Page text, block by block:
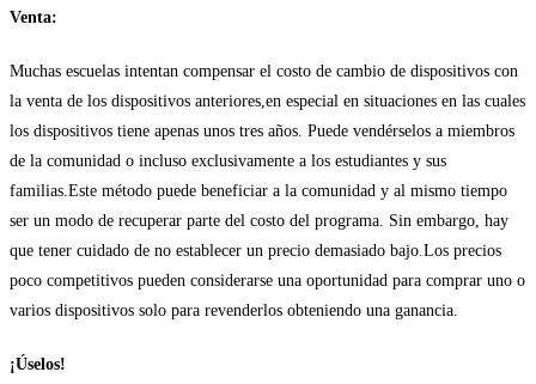
Venta:
Muchas escuelas intentan compensar el costo de cambio de dispositivos con
la venta de los dispositivos anteriores,en especial en situaciones en las cuales
los dispositivos tiene apenas unos tres años. Puede vendérselos a miembros
de la comunidad o incluso exclusivamente a los estudiantes y sus
familias.Este método puede beneficiar a la comunidad y al mismo tiempo
ser un modo de recuperar parte del costo del programa. Sin embargo, hay
que tener cuidado de no establecer un precio demasiado bajo.Los precios
poco competitivos pueden considerarse una oportunidad para comprar uno o
varios dispositivos solo para revenderlos obteniendo una ganancia.
¡Úselos!